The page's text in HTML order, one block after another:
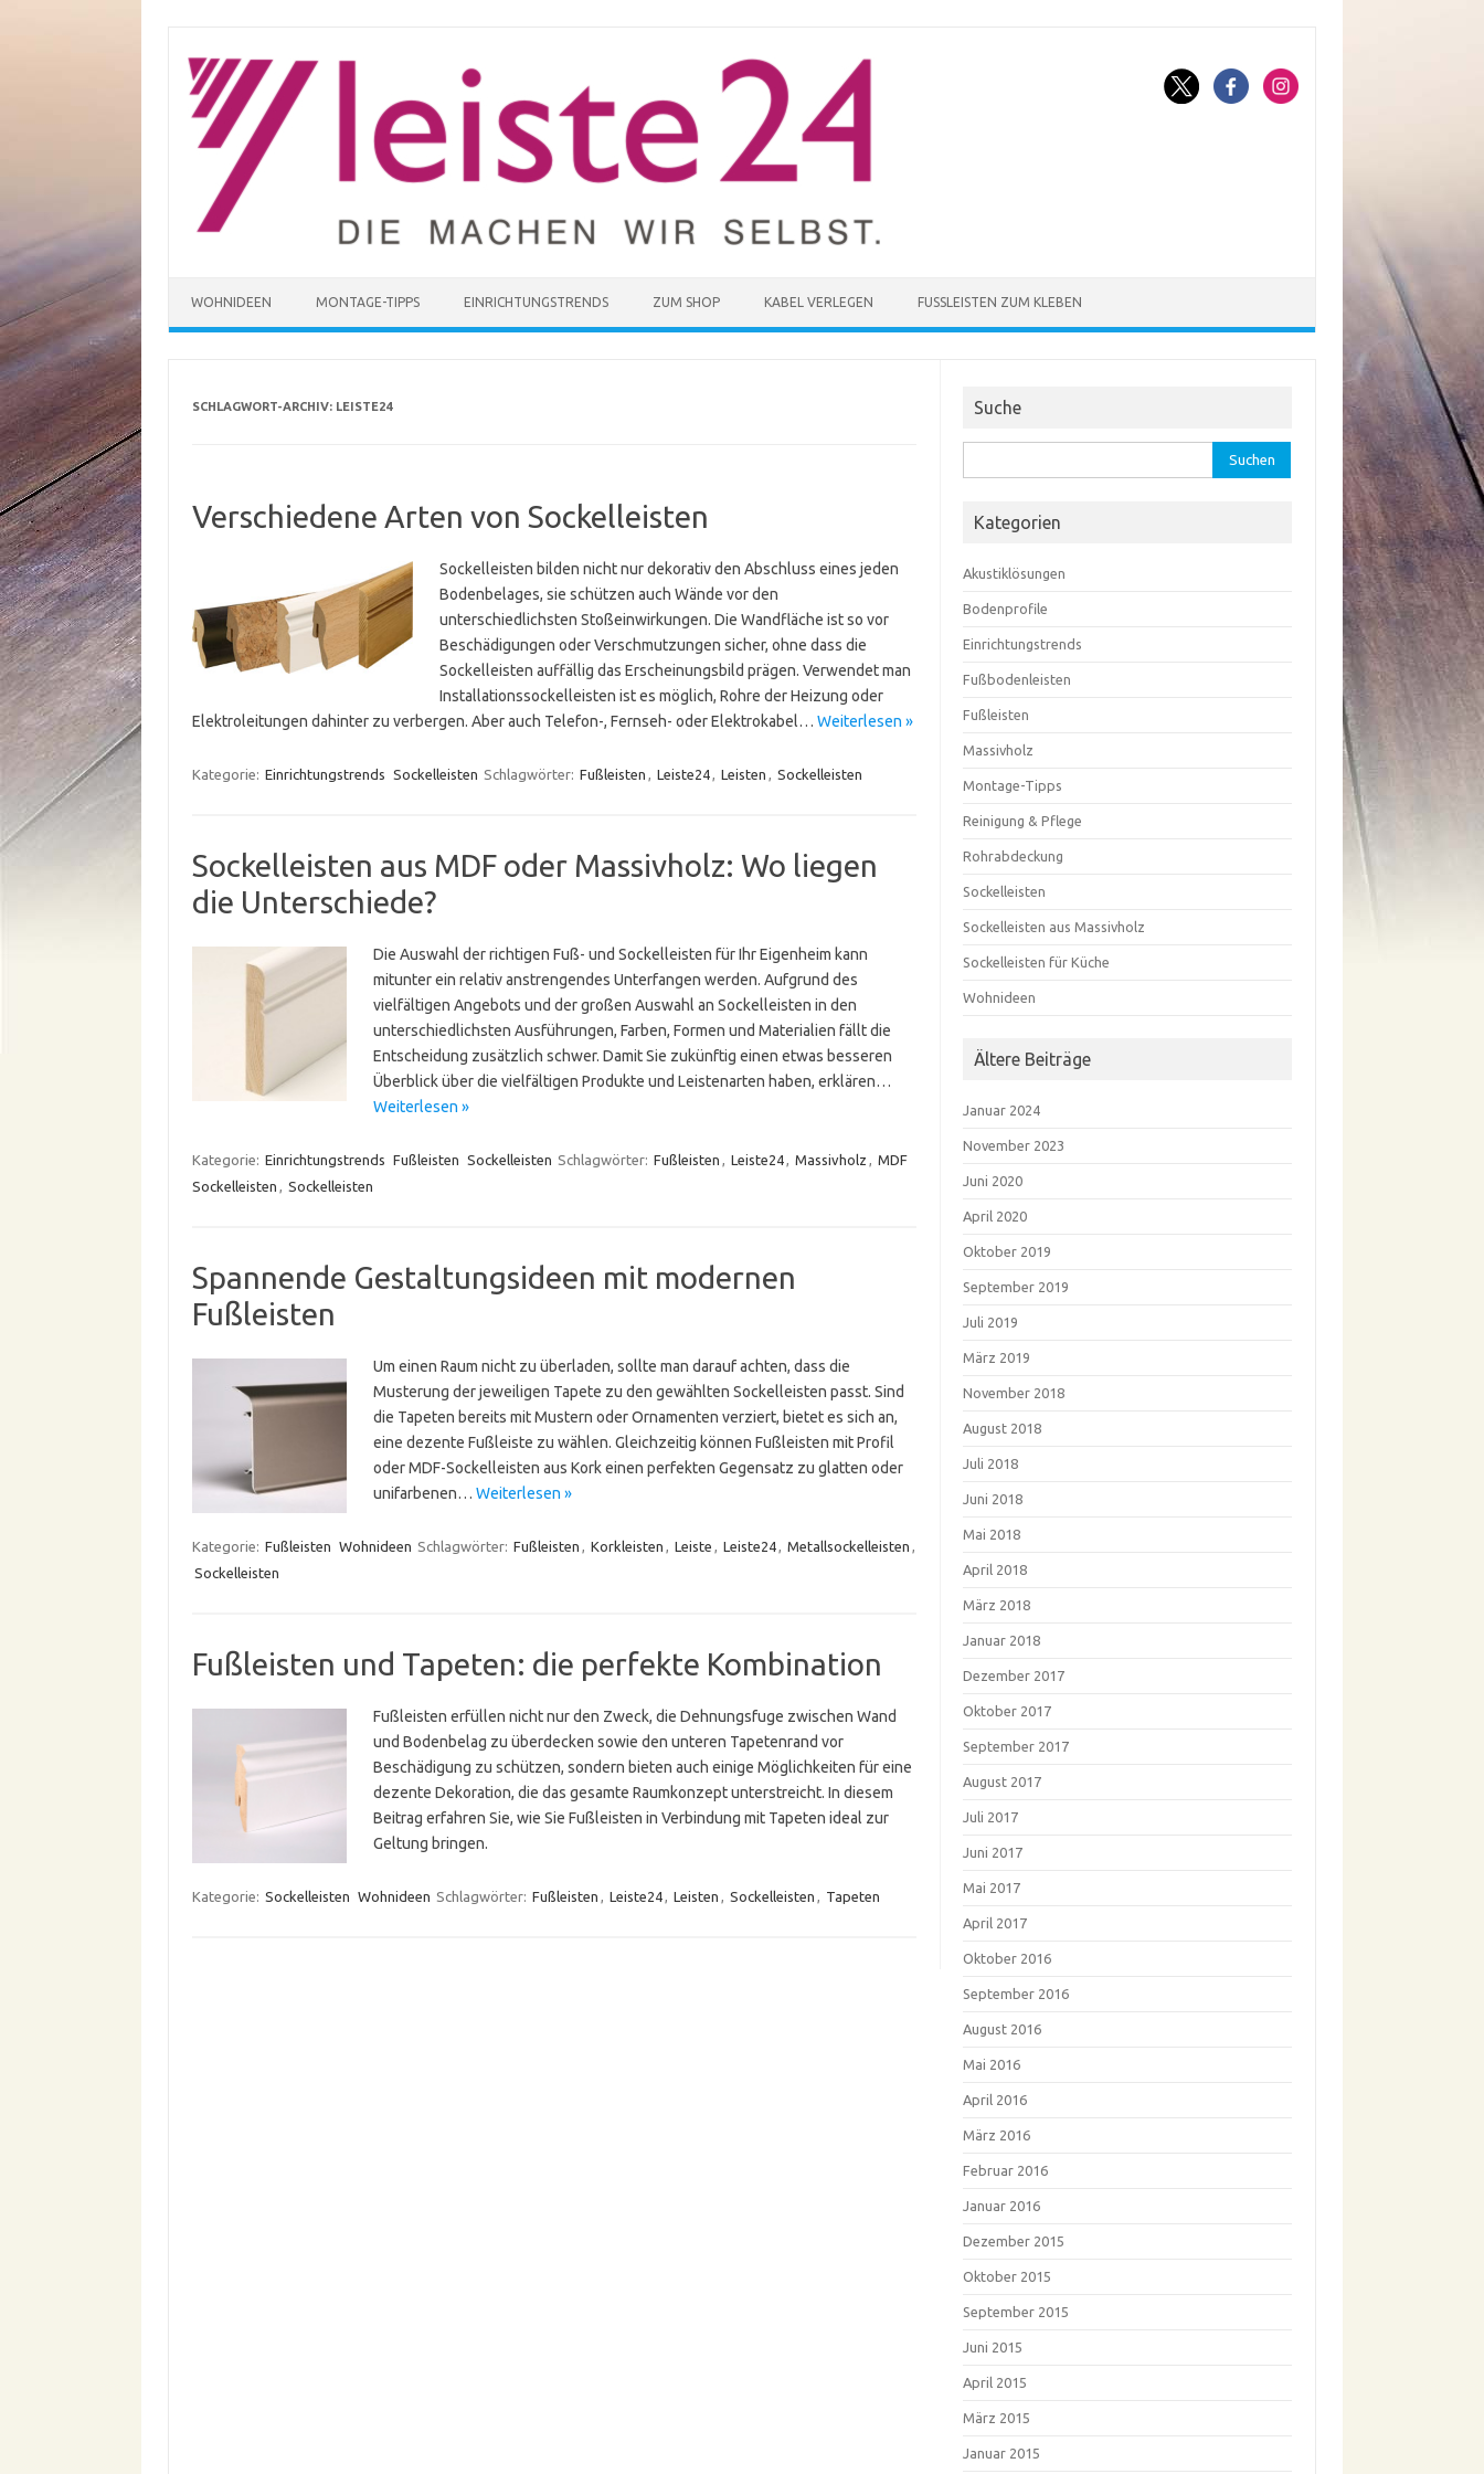
springen
WOHNIDEEN MONTAGE-TIPPS EINRICHTUNGSTRENDS ZUM SHOP KABEL VERLEGEN FUSSLEISTEN ZUM KLEBEN
SCHLAGWORT-ARCHIV: LEISTE24
Verschiedene Arten von Sockelleisten
Sockelleisten bilden nicht nur dekorativ den Abschluss eines jeden
Bodenbelages, sie schützen auch Wände vor den
unterschiedlichsten Stoßeinwirkungen. Die Wandfläche ist so vor
Beschädigungen oder Verschmutzungen sicher, ohne dass die
Sockelleisten auffällig das Erscheinungsbild prägen. Verwendet man
Installationssockelleisten ist es möglich, Rohre der Heizung oder
Elektroleitungen dahinter zu verbergen. Aber auch Telefon-, Fernseh- oder Elektrokabel… Weiterlesen »
Kategorie: Einrichtungstrends Sockelleisten Schlagwörter: Fußleisten , Leiste24, Leisten , Sockelleisten
Sockelleisten aus MDF oder Massivholz: Wo liegen
die Unterschiede?
Die Auswahl der richtigen Fuß- und Sockelleisten für Ihr Eigenheim kann
mitunter ein relativ anstrengendes Unterfangen werden. Aufgrund des
vielfältigen Angebots und der großen Auswahl an Sockelleisten in den
unterschiedlichsten Ausführungen, Farben, Formen und Materialien fällt die
Entscheidung zusätzlich schwer. Damit Sie zukünftig einen etwas besseren
Überblick über die vielfältigen Produkte und Leistenarten haben, erklären…
Weiterlesen »
Kategorie: Einrichtungstrends Fußleisten Sockelleisten Schlagwörter: Fußleisten , Leiste24, Massivholz , MDF
Sockelleisten , Sockelleisten
Spannende Gestaltungsideen mit modernen
Fußleisten
Um einen Raum nicht zu überladen, sollte man darauf achten, dass die
Musterung der jeweiligen Tapete zu den gewählten Sockelleisten passt. Sind
die Tapeten bereits mit Mustern oder Ornamenten verziert, bietet es sich an,
eine dezente Fußleiste zu wählen. Gleichzeitig können Fußleisten mit Profil
oder MDF-Sockelleisten aus Kork einen perfekten Gegensatz zu glatten oder
unifarbenen… Weiterlesen »
Kategorie: Fußleisten Wohnideen Schlagwörter: Fußleisten , Korkleisten , Leiste , Leiste24, Metallsockelleisten ,
Sockelleisten
Fußleisten und Tapeten: die perfekte Kombination
Fußleisten erfüllen nicht nur den Zweck, die Dehnungsfuge zwischen Wand
und Bodenbelag zu überdecken sowie den unteren Tapetenrand vor
Beschädigung zu schützen, sondern bieten auch einige Möglichkeiten für eine
dezente Dekoration, die das gesamte Raumkonzept unterstreicht. In diesem
Beitrag erfahren Sie, wie Sie Fußleisten in Verbindung mit Tapeten ideal zur
Geltung bringen.
Kategorie: Sockelleisten Wohnideen Schlagwörter: Fußleisten , Leiste24, Leisten , Sockelleisten , Tapeten
Suche
nach:
Kategorien
Akustiklösungen
Bodenprofile
Einrichtungstrends
Fußbodenleisten
Fußleisten
Massivholz
Montage-Tipps
Reinigung & Pflege
Rohrabdeckung
Sockelleisten
Sockelleisten aus Massivholz
Sockelleisten für Küche
Wohnideen
Ältere Beiträge
Januar 2024
November 2023
Juni 2020
April 2020
Oktober 2019
September 2019
Juli 2019
März 2019
November 2018
August 2018
Juli 2018
Juni 2018
Mai 2018
April 2018
März 2018
Januar 2018
Dezember 2017
Oktober 2017
September 2017
August 2017
Juli 2017
Juni 2017
Mai 2017
April 2017
Oktober 2016
September 2016
August 2016
Mai 2016
April 2016
März 2016
Februar 2016
Januar 2016
Dezember 2015
Oktober 2015
September 2015
Juni 2015
April 2015
März 2015
Januar 2015